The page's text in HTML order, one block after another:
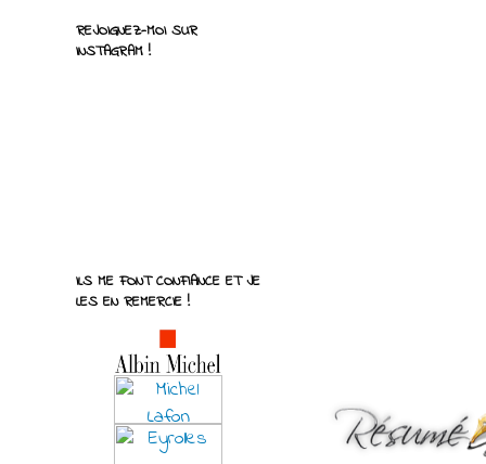
REJOIGNEZ-MOI SUR
INSTAGRAM !
ILS ME FONT CONFIANCE ET JE
LES EN REMERCIE !